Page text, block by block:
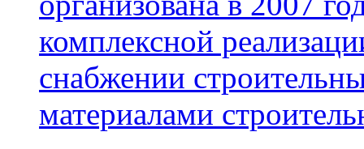
комплексной
снабжении
материалами